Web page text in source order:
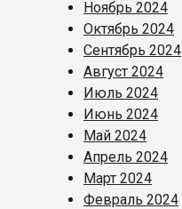
Ноябрь 2024
Октябрь 2024
Сентябрь 2024
Август 2024
Июль 2024
Июнь 2024
Май 2024
Апрель 2024
Март 2024
Февраль 2024